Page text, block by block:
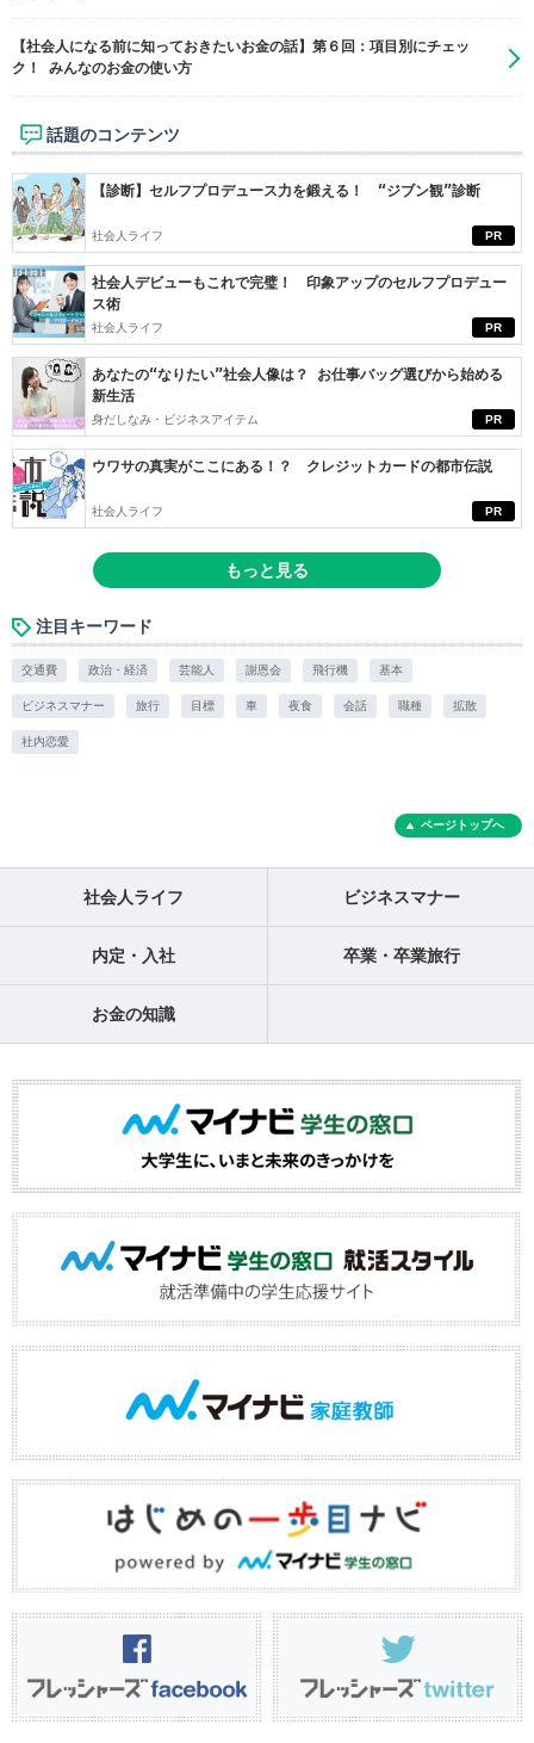
【社会人になる前に知っておきたいお金の話】第６回：項目別にチェッ
ク！ みんなのお金の使い方
話題のコンテンツ
PR
【診断】セルフプロデュース力を鍛える！ “ジブン観”診断
社会人ライフ
PR
社会人デビューもこれで完璧！ 印象アップのセルフプロデュー
ス術
社会人ライフ
PR
あなたの“なりたい”社会人像は？ お仕事バッグ選びから始める
新生活
身だしなみ・ビジネスアイテム
PR
ウワサの真実がここにある！？ クレジットカードの都市伝説
社会人ライフ
もっと見る
注目キーワード
交通費 政治・経済 芸能人 謝恩会 飛行機 基本
ビジネスマナー 旅行 目標 車 夜食 会話 職種 拡散
社内恋愛
ページトップへ
社会人ライフ ビジネスマナー
内定・入社 卒業・卒業旅行
お金の知識